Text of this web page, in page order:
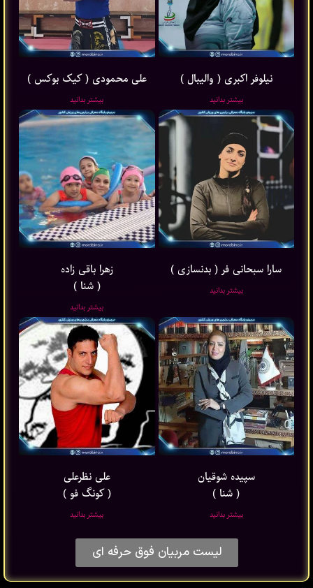
نیلوفر اکبری ( والیبال )
بیشتر بدانید
علی محمودی ( کیک بوکس )
بیشتر بدانید
سارا سبحانی فر ( بدنسازی )
بیشتر بدانید
زهرا باقی ‌زاده
( شنا )
بیشتر بدانید
سپیده شوقیان
( شنا )
بیشتر بدانید
علی نظرعلی
( کونگ فو )
بیشتر بدانید
لیست مربیان فوق حرفه ای